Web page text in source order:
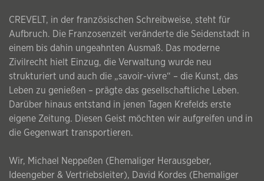
CREVELT, in der französischen Schreibweise, steht für
Aufbruch. Die Franzosenzeit veränderte die Seidenstadt in
einem bis dahin ungeahnten Ausmaß. Das moderne
Zivilrecht hielt Einzug, die Verwaltung wurde neu
strukturiert und auch die „savoir-vivre“ – die Kunst, das
Leben zu genießen – prägte das gesellschaftliche Leben.
Darüber hinaus entstand in jenen Tagen Krefelds erste
eigene Zeitung. Diesen Geist möchten wir aufgreifen und in
die Gegenwart transportieren.
Wir, Michael Neppeßen (Ehemaliger Herausgeber,
Ideengeber & Vertriebsleiter), David Kordes (Ehemaliger